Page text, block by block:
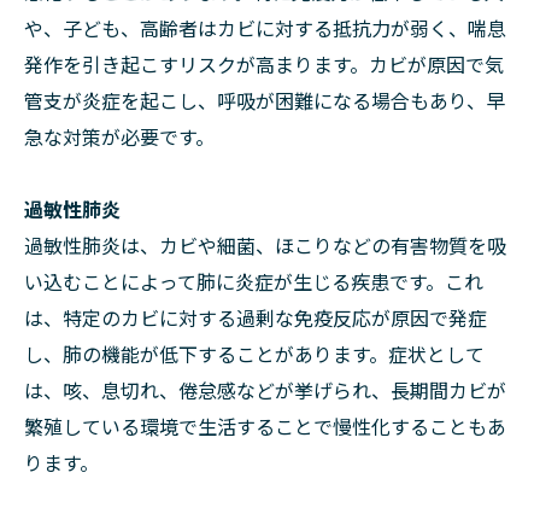
や、子ども、高齢者はカビに対する抵抗力が弱く、喘息
発作を引き起こすリスクが高まります。カビが原因で気
管支が炎症を起こし、呼吸が困難になる場合もあり、早
急な対策が必要です。
過敏性肺炎
過敏性肺炎は、カビや細菌、ほこりなどの有害物質を吸
い込むことによって肺に炎症が生じる疾患です。これ
は、特定のカビに対する過剰な免疫反応が原因で発症
し、肺の機能が低下することがあります。症状として
は、咳、息切れ、倦怠感などが挙げられ、長期間カビが
繁殖している環境で生活することで慢性化することもあ
ります。